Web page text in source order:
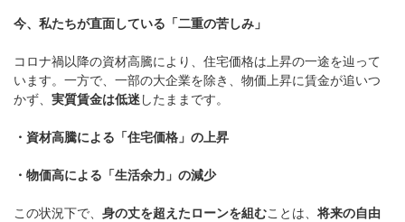
今、私たちが直面している「二重の苦しみ」
コロナ禍以降の資材高騰により、住宅価格は上昇の一途を辿って
います。一方で、一部の大企業を除き、物価上昇に賃金が追いつ
かず、 実質賃金は低迷 したままです。
・資材高騰による「住宅価格」の上昇
・物価高による「生活余力」の減少
この状況下で、 身の丈を超えたローンを組むことは、 将来の自由